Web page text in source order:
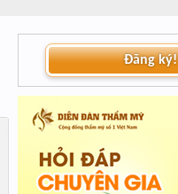
Đăng ký!